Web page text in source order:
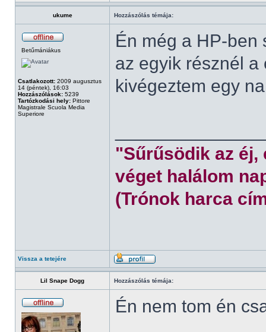
ukume Hozzászólás témája:
Betűmániákus
Csatlakozott: 2009 augusztus
14 (péntek), 16:03
Hozzászólások: 5239
Tartózkodási hely: Pittore
Magistrale Scuola Media
Superiore
Én még a HP-ben
az egyik résznél
kivégeztem egy
"Sűrűsödik az éj,
véget halálom
(Trónok harca
Vissza a tetejére
Lil Snape Dogg Hozzászólás témája:
Én nem tom én